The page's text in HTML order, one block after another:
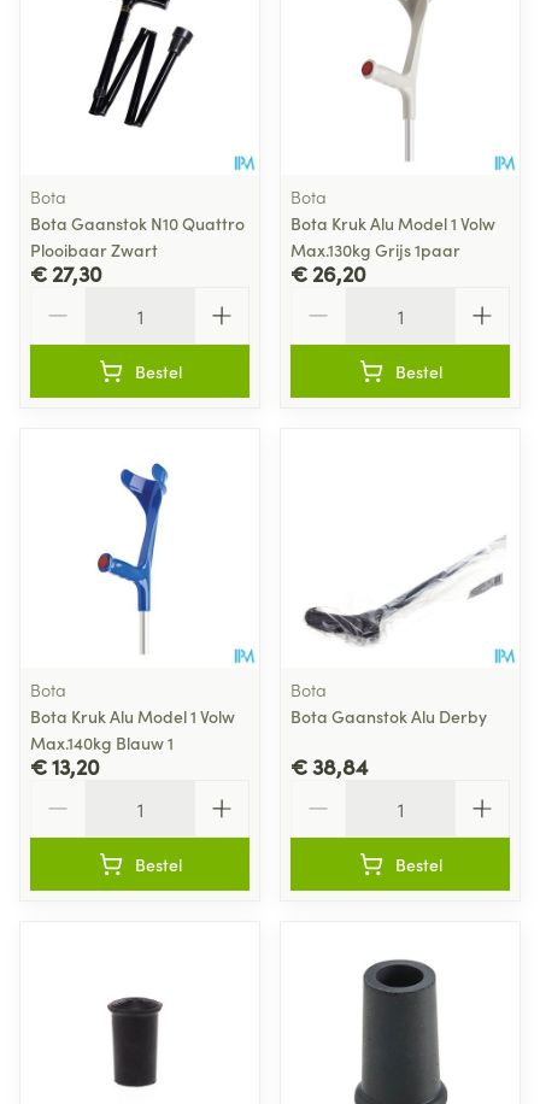
Bota
Bota Gaanstok N10 Quattro
Plooibaar Zwart
€ 27,30
Bestel
Bota
Bota Kruk Alu Model 1 Volw
Max.130kg Grijs 1paar
€ 26,20
Bestel
Bota
Bota Kruk Alu Model 1 Volw
Max.140kg Blauw 1
€ 13,20
Bestel
Bota
Bota Gaanstok Alu Derby
€ 38,84
Bestel